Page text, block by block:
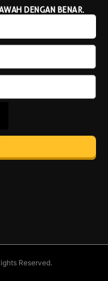
DENGAN BENAR.
Reserved.